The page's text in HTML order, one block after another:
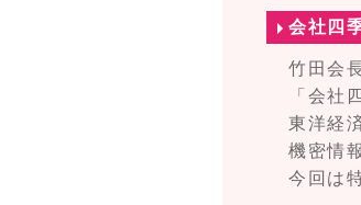
会社四
竹田会
「会社
東洋経
機密情
今回は